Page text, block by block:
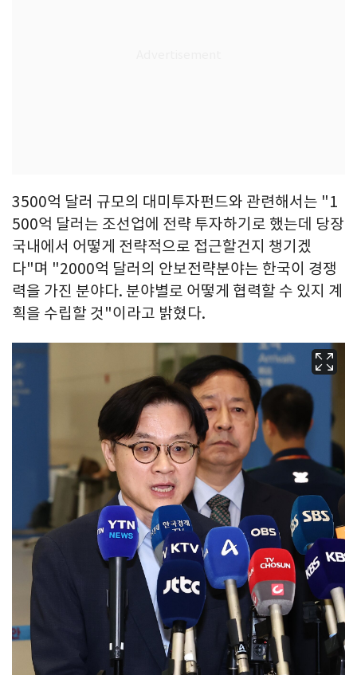
3500억 달러 규모의 대미투자펀드와 관련해서는 "1
500억 달러는 조선업에 전략 투자하기로 했는데 당장
국내에서 어떻게 전략적으로 접근할건지 챙기겠
다"며 "2000억 달러의 안보전략분야는 한국이 경쟁
력을 가진 분야다. 분야별로 어떻게 협력할 수 있지 계
획을 수립할 것"이라고 밝혔다.